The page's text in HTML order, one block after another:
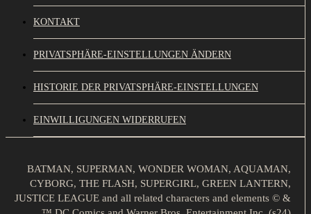
KONTAKT
PRIVATSPHÄRE-EINSTELLUNGEN ÄNDERN
HISTORIE DER PRIVATSPHÄRE-EINSTELLUNGEN
EINWILLIGUNGEN WIDERRUFEN
BATMAN, SUPERMAN, WONDER WOMAN, AQUAMAN,
CYBORG, THE FLASH, SUPERGIRL, GREEN LANTERN,
JUSTICE LEAGUE and all related characters and elements © &